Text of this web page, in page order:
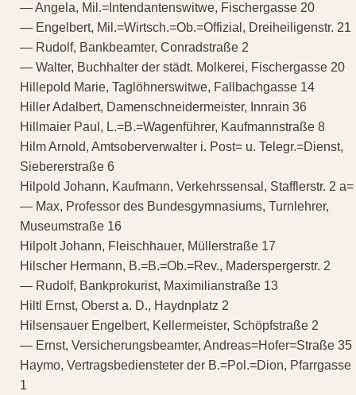
— Angela, Mil.=Intendantenswitwe, Fischergasse 20
— Engelbert, Mil.=Wirtsch.=Ob.=Offizial, Dreiheiligenstr. 21
— Rudolf, Bankbeamter, Conradstraße 2
— Walter, Buchhalter der städt. Molkerei, Fischergasse 20
Hillepold Marie, Taglöhnerswitwe, Fallbachgasse 14
Hiller Adalbert, Damenschneidermeister, Innrain 36
Hillmaier Paul, L.=B.=Wagenführer, Kaufmannstraße 8
Hilm Arnold, Amtsoberverwalter i. Post= u. Telegr.=Dienst,
Siebererstraße 6
Hilpold Johann, Kaufmann, Verkehrssensal, Stafflerstr. 2 a=
— Max, Professor des Bundesgymnasiums, Turnlehrer,
Museumstraße 16
Hilpolt Johann, Fleischhauer, Müllerstraße 17
Hilscher Hermann, B.=B.=Ob.=Rev., Maderspergerstr. 2
— Rudolf, Bankprokurist, Maximilianstraße 13
Hiltl Ernst, Oberst a. D., Haydnplatz 2
Hilsensauer Engelbert, Kellermeister, Schöpfstraße 2
— Ernst, Versicherungsbeamter, Andreas=Hofer=Straße 35
Haymo, Vertragsbediensteter der B.=Pol.=Dion, Pfarrgasse
1